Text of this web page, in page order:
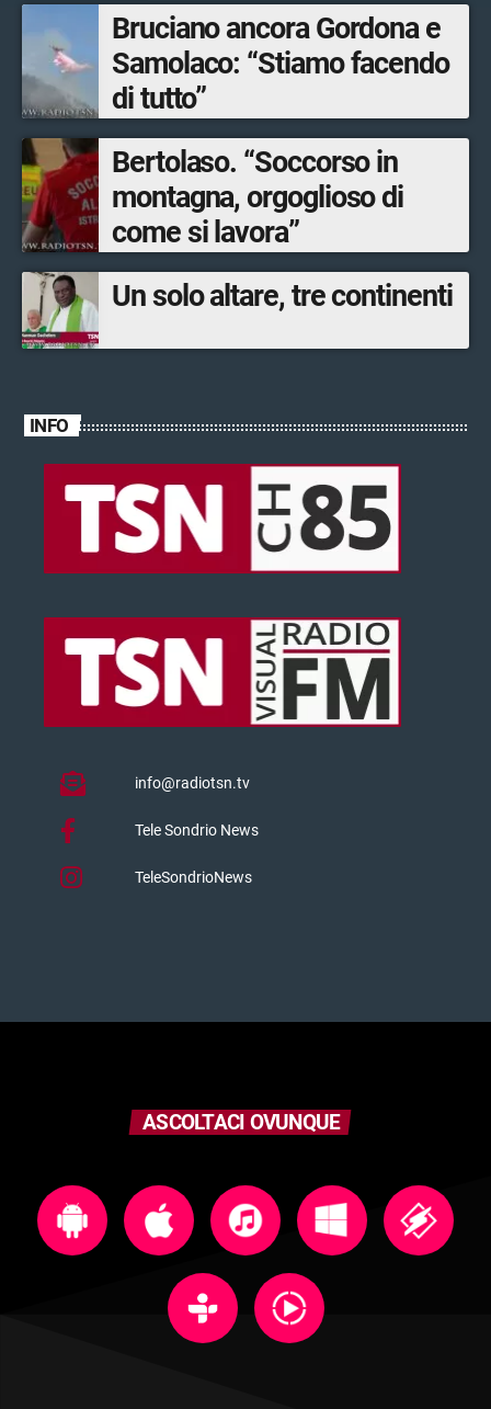
Bruciano ancora Gordona e
Samolaco: “Stiamo facendo
di tutto”
Bertolaso. “Soccorso in
montagna, orgoglioso di
come si lavora”
Un solo altare, tre continenti
INFO
info@radiotsn.tv
Tele Sondrio News
TeleSondrioNews
ASCOLTACI OVUNQUE